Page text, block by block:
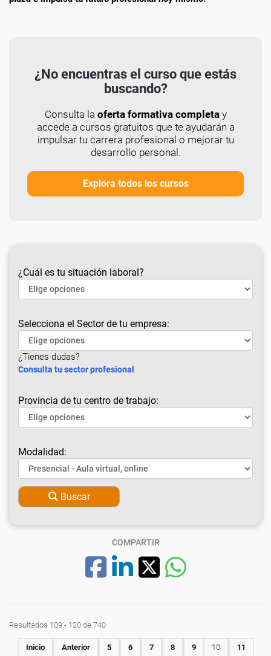
¿No encuentras el curso que estás
buscando?
Consulta la oferta formativa completay
accede a cursos gratuitos que te ayudarán a
impulsar tu carrera profesional o mejorar tu
desarrollo personal.
Explora todos los cursos
¿Cuál es tu situación laboral?
Selecciona el Sector de tu empresa:
¿Tienes dudas?
Consulta tu sector profesional
Provincia de tu centro de trabajo:
Modalidad:
Buscar
COMPARTIR
Resultados 109 - 120 de 740
Inicio Anterior 5 6 7 8 9 10 11